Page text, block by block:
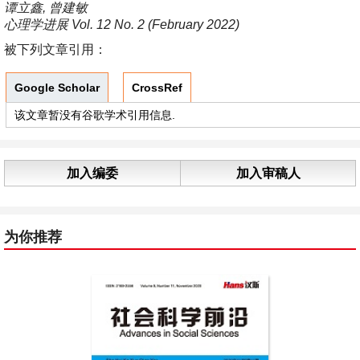
谭立鑫, 曾建敏
心理学进展 Vol. 12 No. 2 (February 2022)
被下列文章引用：
Google Scholar CrossRef
该文章暂没有谷歌学术引用信息.
加入编委 加入审稿人
为你推荐